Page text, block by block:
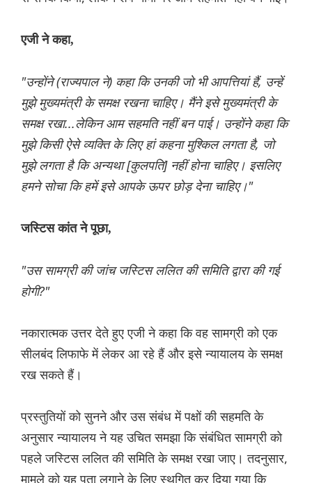
एजी ने कहा,
"उन्होंने (राज्यपाल ने) कहा कि उनकी जो भी आपत्तियां हैं, उन्हें
मुझे मुख्यमंत्री के समक्ष रखना चाहिए। मैंने इसे मुख्यमंत्री के
समक्ष रखा...लेकिन आम सहमति नहीं बन पाई। उन्होंने कहा कि
मुझे किसी ऐसे व्यक्ति के लिए हां कहना मुश्किल लगता है, जो
मुझे लगता है कि अन्यथा [कुलपति] नहीं होना चाहिए। इसलिए
हमने सोचा कि हमें इसे आपके ऊपर छोड़ देना चाहिए।"
जस्टिस कांत ने पूछा,
"उस सामग्री की जांच जस्टिस ललित की समिति द्वारा की गई
होगी?"
नकारात्मक उत्तर देते हुए एजी ने कहा कि वह सामग्री को एक
सीलबंद लिफाफे में लेकर आ रहे हैं और इसे न्यायालय के समक्ष
रख सकते हैं।
प्रस्तुतियों को सुनने और उस संबंध में पक्षों की सहमति के
अनुसार न्यायालय ने यह उचित समझा कि संबंधित सामग्री को
पहले जस्टिस ललित की समिति के समक्ष रखा जाए। तदनुसार,
मामले को यह पता लगाने के लिए स्थगित कर दिया गया कि